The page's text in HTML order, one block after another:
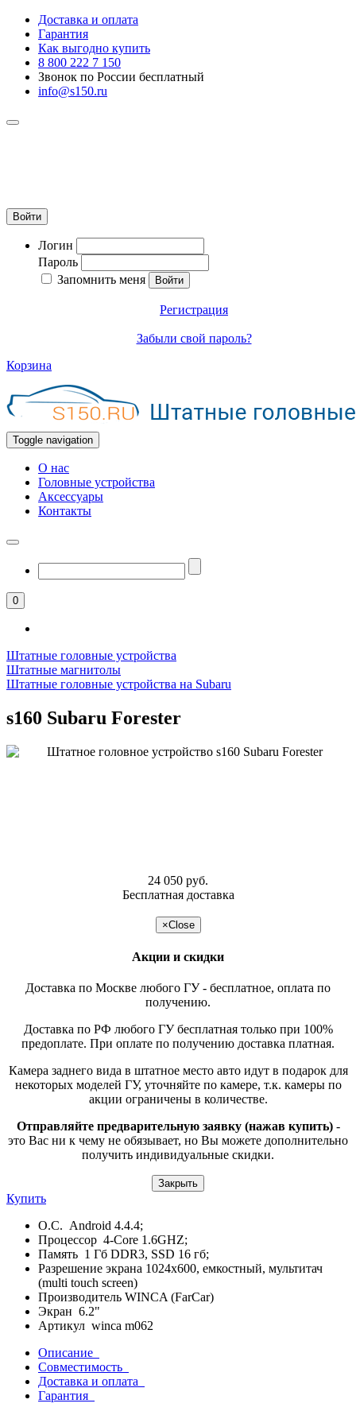
Доставка и оплата
Гарантия
Как выгодно купить
8 800 222 7 150
Звонок по России бесплатный
info@s150.ru
Войти
Логин
Пароль
Запомнить меня
Регистрация
Забыли свой пароль?
Корзина
Toggle navigation
О нас
Головные устройства
Аксессуары
Контакты
0
Штатные головные устройства
Штатные магнитолы
Штатные головные устройства на Subaru
s160 Subaru Forester
24 050 руб.
Бесплатная доставка
×Close
Акции и скидки
Доставка по Москве любого ГУ - бесплатное, оплата по
получению.
Доставка по РФ любого ГУ бесплатная только при 100%
предоплате. При оплате по получению доставка платная.
Камера заднего вида в штатное место авто идут в подарок для
некоторых моделей ГУ, уточняйте по камере, т.к. камеры по
акции ограничены в количестве.
Отправляйте предварительную заявку (нажав купить) -
это Вас ни к чему не обязывает, но Вы можете дополнительно
получить индивидуальные скидки.
Закрыть
Купить
О.С. Android 4.4.4;
Процессор 4-Core 1.6GHZ;
Память 1 Гб DDR3, SSD 16 гб;
Разрешение экрана 1024x600, емкостный, мультитач
(multi touch screen)
Производитель WINCA (FarCar)
Экран 6.2"
Артикул winca m062
Описание
Совместимость
Доставка и оплата
Гарантия